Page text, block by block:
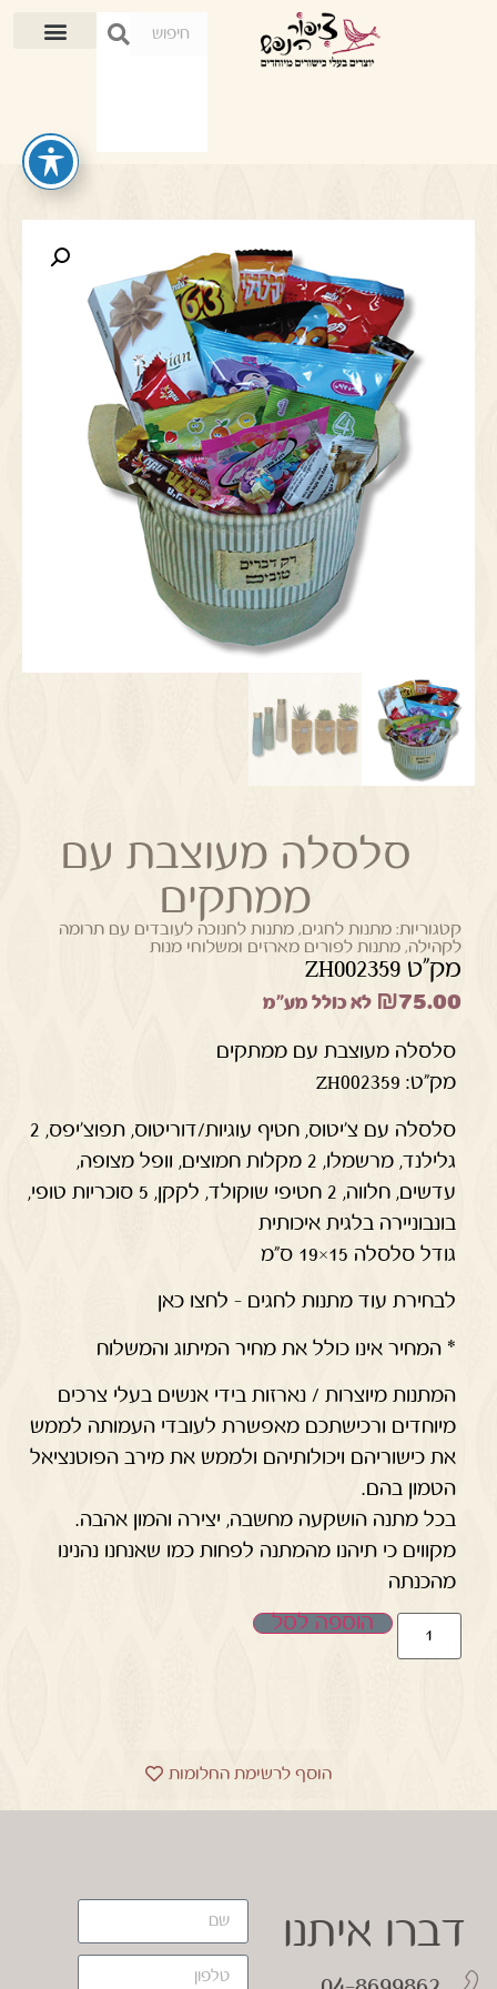
סלסלה מעוצבת עם
ממתקים
קטגוריות: מתנות לחגים,מתנות לחנוכה לעובדים עם תרומה
לקהילה,מתנות לפורים מארזים ומשלוחי מנות
מק"ט ZH002359
₪75.00 לא כולל מע"מ
סלסלה מעוצבת עם ממתקים
מק”ט: ZH002359
סלסלה עם צ'יטוס, חטיף עוגיות/דוריטוס, תפוצ'יפס, 2
גלילנד, מרשמלו, 2 מקלות חמוצים, וופל מצופה,
עדשים, חלווה, 2 חטיפי שוקולד, לקקן, 5 סוכריות טופי,
בונבוניירה בלגית איכותית
גודל סלסלה 15×19 ס"מ
לבחירת עוד מתנות לחגים – לחצו כאן
* המחיר אינו כולל את מחיר המיתוג והמשלוח
המתנות מיוצרות / נארזות בידי אנשים בעלי צרכים
מיוחדים ורכישתכם מאפשרת לעובדי העמותה לממש
את כישוריהם ויכולותיהם ולממש את מירב הפוטנציאל
הטמון בהם.
בכל מתנה הושקעה מחשבה, יצירה והמון אהבה.
מקווים כי תיהנו מהמתנה לפחות כמו שאנחנו נהנינו
מהכנתה
הוספה לסל
הוסף לרשימת החלומות
דברו איתנו